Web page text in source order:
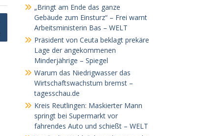
„Bringt am Ende das ganze
Gebäude zum Einsturz“ – Frei warnt
Arbeitsministerin Bas – WELT
Präsident von Ceuta beklagt prekäre
Lage der angekommenen
Minderjährige – Spiegel
Warum das Niedrigwasser das
Wirtschaftswachstum bremst –
tagesschau.de
Kreis Reutlingen: Maskierter Mann
springt bei Supermarkt vor
fahrendes Auto und schießt – WELT